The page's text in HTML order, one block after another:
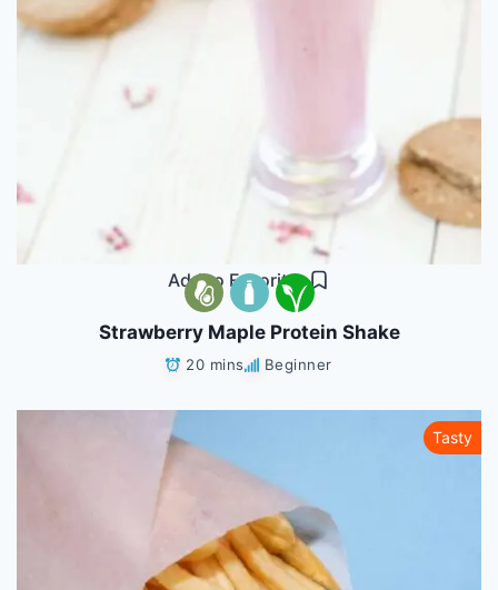
Add to Favorites
Strawberry Maple Protein Shake
20 mins Beginner
Tasty